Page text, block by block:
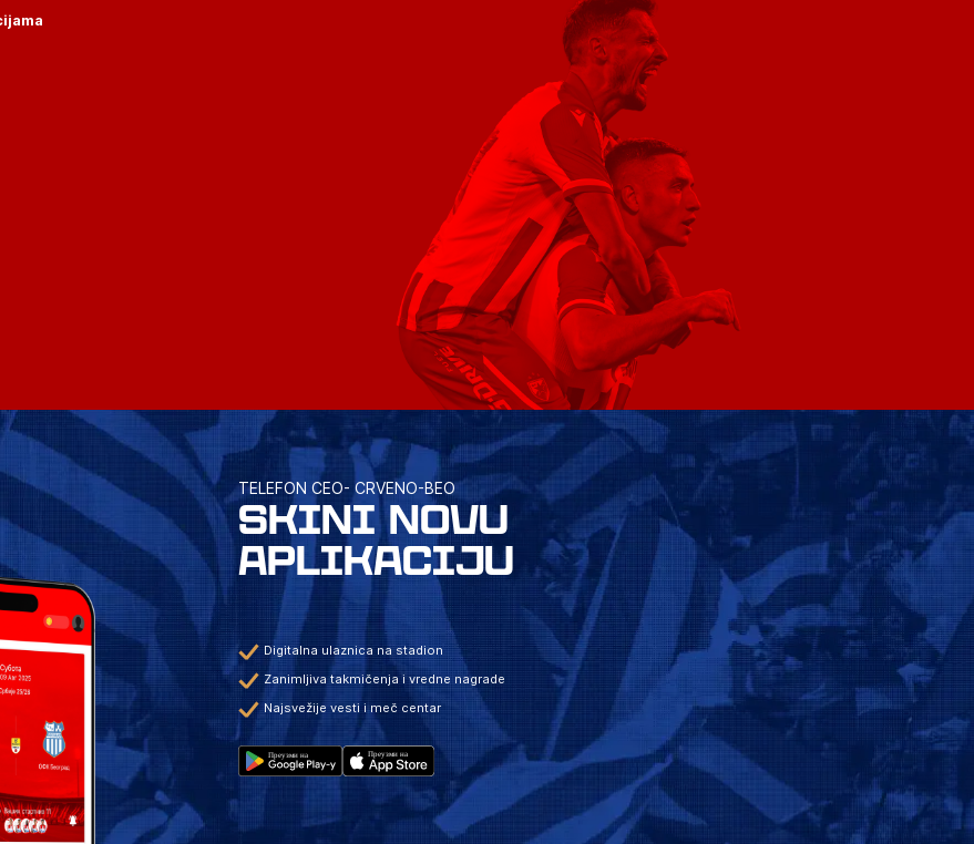
TELEFON CEO- CRVENO-BEO
SKINI NOVU
APLIKACIJU
Digitalna ulaznica na stadion
Zanimljiva takmičenja i vredne nagrade
Najsvežije vesti i meč centar